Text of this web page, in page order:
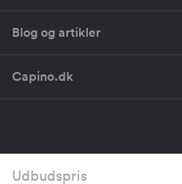
Udbudspris
Blog og artikler
Capino.dk
Copyright 2026 - CVR: 30581199 -